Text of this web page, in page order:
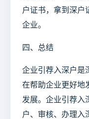
户证书，拿到深户
企业。
四、总结
企业引荐入深户是
在帮助企业更好地
发展。企业引荐入
户、审核、办理入